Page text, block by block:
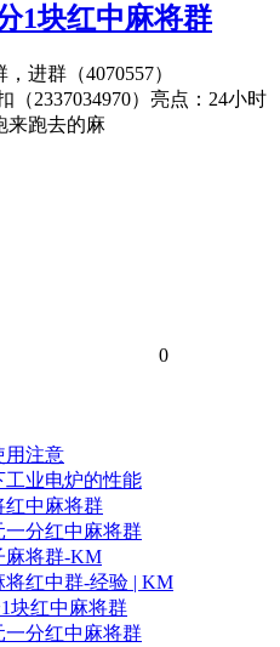
1块红中麻将群
进群（4070557）
（2337034970）亮点：24小时
来跑去的麻
0
用注意
工业电炉的性能
红中麻将群
分红中麻将群
麻将群-KM
将红中群-经验 | KM
块红中麻将群
一分红中麻将群